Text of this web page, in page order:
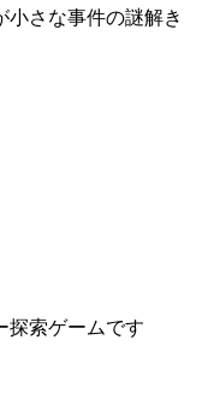
さな事件の謎解き
探索ゲームです